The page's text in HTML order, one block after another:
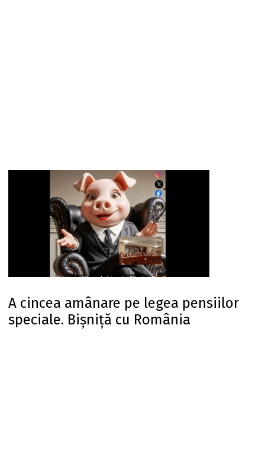
A cincea amânare pe legea pensiilor
speciale. Bișniță cu România